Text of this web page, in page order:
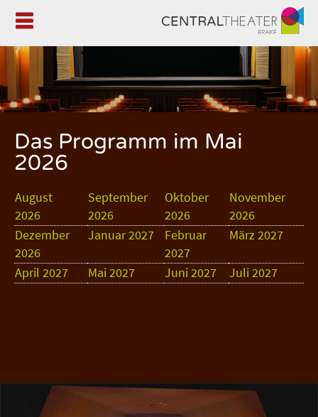

Das Programm im Mai
2026
August
2026
September
2026
Oktober
2026
November
2026
Dezember
2026
Januar 2027
Februar
2027
März 2027
April 2027 Mai 2027 Juni 2027 Juli 2027